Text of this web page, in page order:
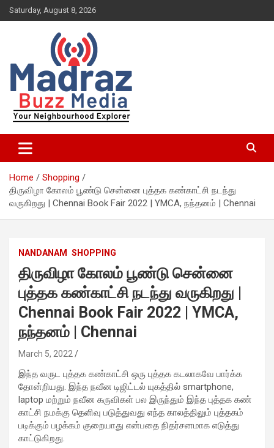
Skip
to
Saturday, August 8, 2026
Madraz Buzz
Home
Shopping
திருவிழா கோலம் பூண்டு சென்னை புத்தக கண்காட்சி நடந்து
வருகிறது | Chennai Book Fair 2022 | YMCA, நந்தனம் | Chennai
NANDANAM SHOPPING
திருவிழா கோலம் பூண்டு சென்னை
புத்தக கண்காட்சி நடந்து வருகிறது |
Chennai Book Fair 2022 | YMCA,
நந்தனம் | Chennai
March 5, 2022
இந்த வருட புத்தக கண்காட்சி ஒரு புத்தக கடலாகவே பார்க்க
தோன்றியது. இந்த நவீன டிஜிட்டல் யுகத்தில் smartphone,
laptop மற்றும் நவீன கருவிகள் பல இருந்தும் இந்த புத்தக கண்
காட்சி நமக்கு தெளிவு படுத்துவது எந்த காலத்திலும் புத்தகம்
படிக்கும் பழக்கம் குறையாது என்பதை நிதர்சனமாக எடுத்து
காட்டுகிறது.